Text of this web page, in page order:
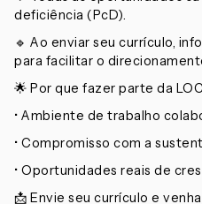
deficiência (PcD).
🔹 Ao enviar seu currículo,
para facilitar o
🌟 Por que fazer parte da
• Ambiente de trabalho
• Compromisso com a
• Oportunidades reais de
📩 Envie seu currículo e